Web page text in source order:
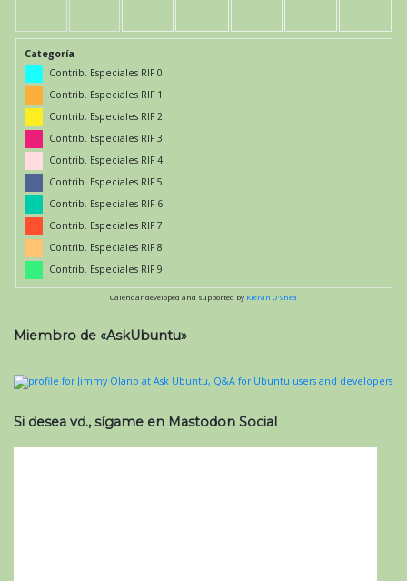
Categoría
Contrib. Especiales RIF 0
Contrib. Especiales RIF 1
Contrib. Especiales RIF 2
Contrib. Especiales RIF 3
Contrib. Especiales RIF 4
Contrib. Especiales RIF 5
Contrib. Especiales RIF 6
Contrib. Especiales RIF 7
Contrib. Especiales RIF 8
Contrib. Especiales RIF 9
Calendar developed and supported by Kieran O'Shea
Miembro de «AskUbuntu»
Si desea vd., sígame en Mastodon Social